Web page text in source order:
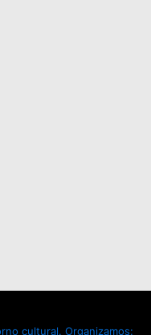
cultural. Organizamos: